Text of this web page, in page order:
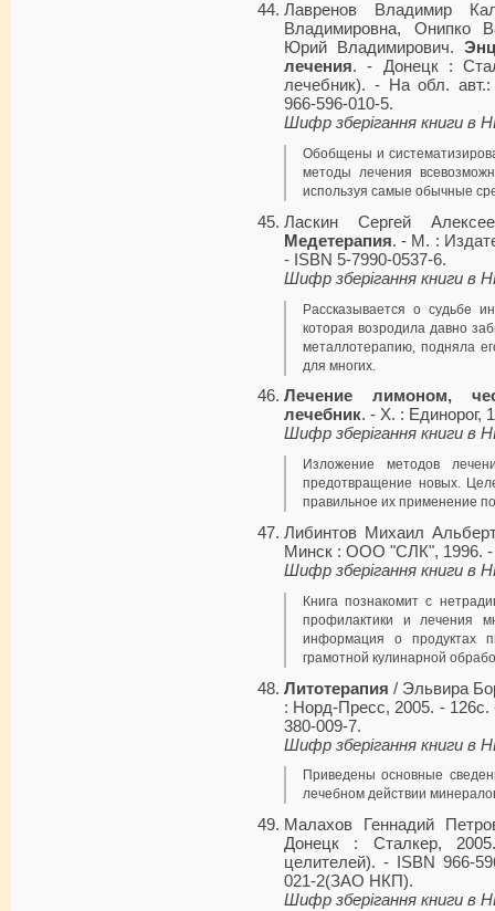
Лавренов Владимир
Владимировна, Онипко
Юрий Владимирович.
лечения. - Донецк :
лечебник). - На обл.
966-596-010-5.
Шифр зберігання книги в
Обобщены и
методы лечения
используя самые обычные
Ласкин Сергей
Медетерапия. - М. :
- ISBN 5-7990-0537-6.
Шифр зберігання книги в
Рассказывается о судьбе
которая возродила давно
металлотерапию, подняла
для многих.
Лечение лимоном,
лечебник. - Х. : Единорог,
Шифр зберігання книги в
Изложение методов
предотвращение новых.
правильное их применение
Либинтов Михаил
Минск : ООО "СЛК", 1996. -
Шифр зберігання книги в
Книга познакомит с
профилактики и лечения
информация о продуктах
грамотной кулинарной
Литотерапия / Эльвира
: Норд-Пресс, 2005. - 126с.
380-009-7.
Шифр зберігання книги в
Приведены основные
лечебном действии
Малахов Геннадий
Донецк : Сталкер,
целителей). - ISBN 966-
021-2(ЗАО НКП).
Шифр зберігання книги в